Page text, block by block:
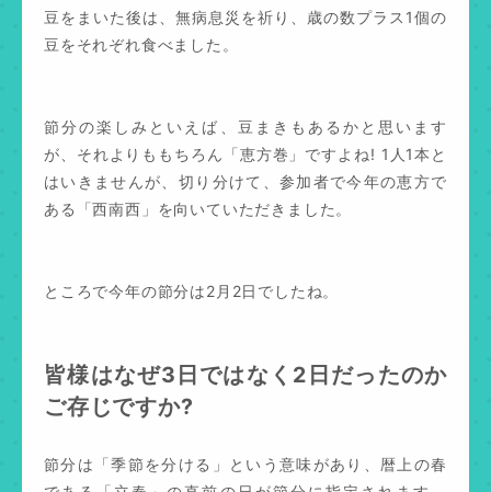
豆をまいた後は、無病息災を祈り、歳の数プラス1個の
豆をそれぞれ食べました。
節分の楽しみといえば、豆まきもあるかと思います
が、それよりももちろん「恵方巻」ですよね! 1人1本と
はいきませんが、切り分けて、参加者で今年の恵方で
ある「西南西」を向いていただきました。
ところで今年の節分は2月2日でしたね。
皆様はなぜ3日ではなく2日だったのか
ご存じですか?
節分は「季節を分ける」という意味があり、暦上の春